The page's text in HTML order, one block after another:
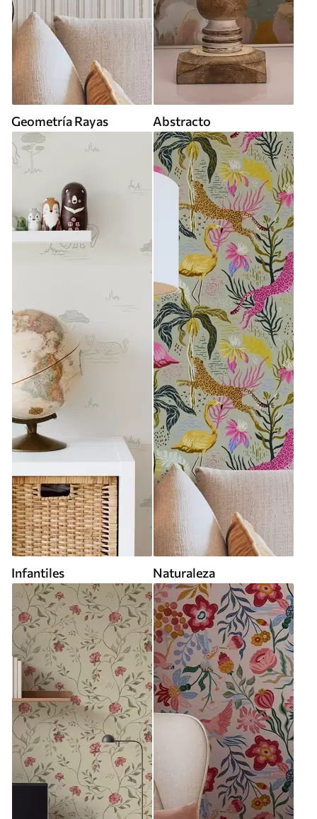
Geometría Rayas Abstracto
Infantiles Naturaleza